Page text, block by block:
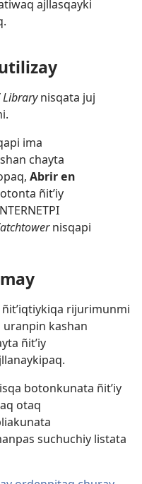
ajllasqayki
Librarynisqata juj
ima
chayta
Abrir en
ñit’iy
nisqapi
rijurimunmi
kashan
ñit’iy
botonkunata ñit’iy
otaq
suchuchiy listata